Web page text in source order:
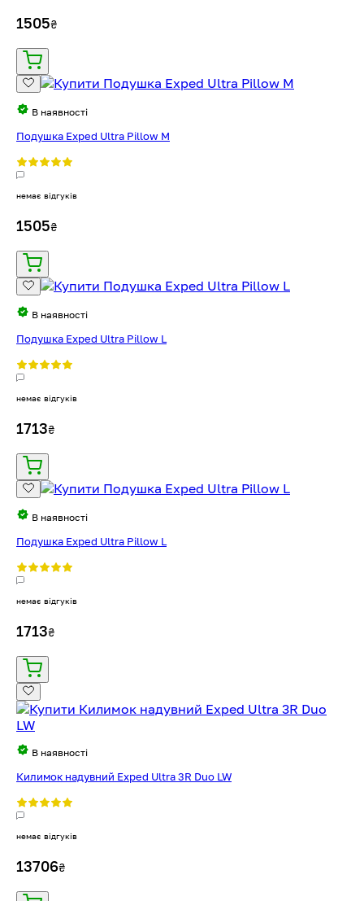
1505₴
В наявності
Подушка Exped Ultra Pillow M
немає відгуків
1505₴
В наявності
Подушка Exped Ultra Pillow L
немає відгуків
1713₴
В наявності
Подушка Exped Ultra Pillow L
немає відгуків
1713₴
В наявності
Килимок надувний Exped Ultra 3R Duo LW
немає відгуків
13706₴